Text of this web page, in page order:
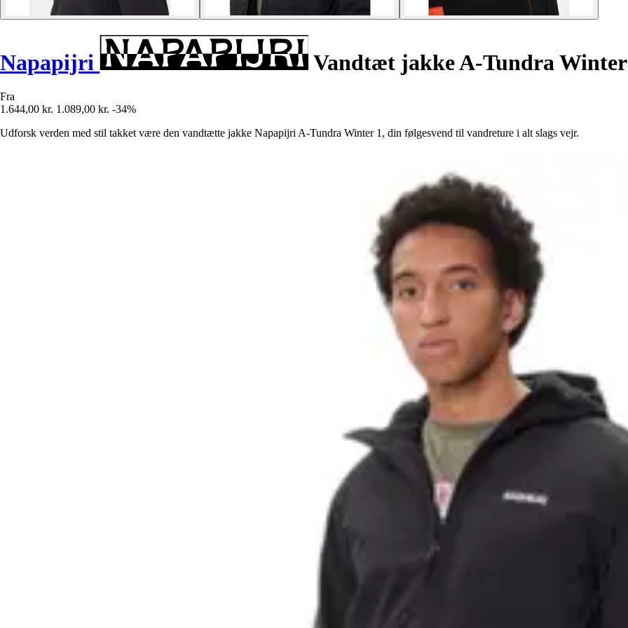
Napapijri Vandtæt jakke A-Tundra
Fra
1.644,00 kr. 1.089,00 kr. -34%
Udforsk verden med stil takket være den vandtætte jakke Napapijri A-Tundra Winter 1, din følgesvend til vandreture i alt slags vejr.